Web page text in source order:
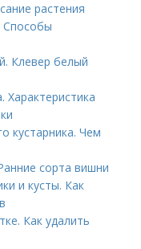
растения
Способы
Клевер белый
Характеристика
кустарника. Чем
сорта вишни
и кусты. Как
Как удалить